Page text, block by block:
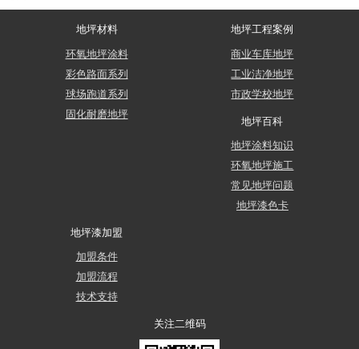
地坪材料
环氧地坪涂料
彩色路面系列
球场跑道系列
固化耐磨地坪
地坪工程案例
商业车库地坪
工业洁净地坪
市政学校地坪
地坪百科
地坪涂料知识
环氧地坪施工
常见地坪问题
地坪漆色卡
地坪漆加盟
加盟条件
加盟流程
技术支持
关注二维码